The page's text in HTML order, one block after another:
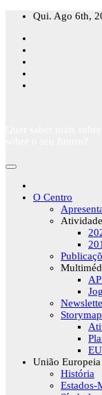
Skip
content
Qui. Ago 6th,
O Centro
União Europeia
História
Estados-